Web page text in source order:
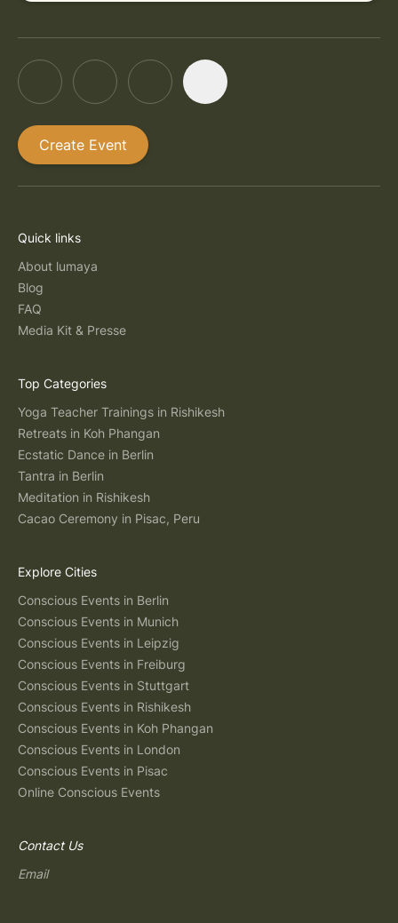
Create Event
Quick links
About lumaya
Blog
FAQ
Media Kit & Presse
Top Categories
Yoga Teacher Trainings in Rishikesh
Retreats in Koh Phangan
Ecstatic Dance in Berlin
Tantra in Berlin
Meditation in Rishikesh
Cacao Ceremony in Pisac, Peru
Explore Cities
Conscious Events in Berlin
Conscious Events in Munich
Conscious Events in Leipzig
Conscious Events in Freiburg
Conscious Events in Stuttgart
Conscious Events in Rishikesh
Conscious Events in Koh Phangan
Conscious Events in London
Conscious Events in Pisac
Online Conscious Events
Contact Us
Email